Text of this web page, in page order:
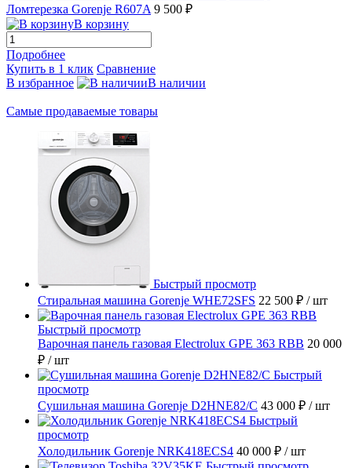
Ломтерезка Gorenje R607A 9 500 ₽
В корзину
Подробнее
Купить в 1 клик Сравнение
В избранное
В наличии
Самые продаваемые товары
Быстрый просмотр
Стиральная машина Gorenje WHE72SFS 22 500 ₽ / шт
Быстрый просмотр
Варочная панель газовая Electrolux GPE 363 RBB 20 000
₽ / шт
Быстрый
просмотр
Сушильная машина Gorenje D2HNE82/C 43 000 ₽ / шт
Быстрый
просмотр
Холодильник Gorenje NRK418ECS4 40 000 ₽ / шт